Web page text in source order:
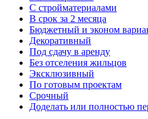
С стройматериалами
В срок за 2 месяца
Бюджетный и эконом
Декоративный
Под сдачу в аренду
Без отселения жильцов
Эксклюзивный
По готовым проектам
Срочный
Доделать или полностью